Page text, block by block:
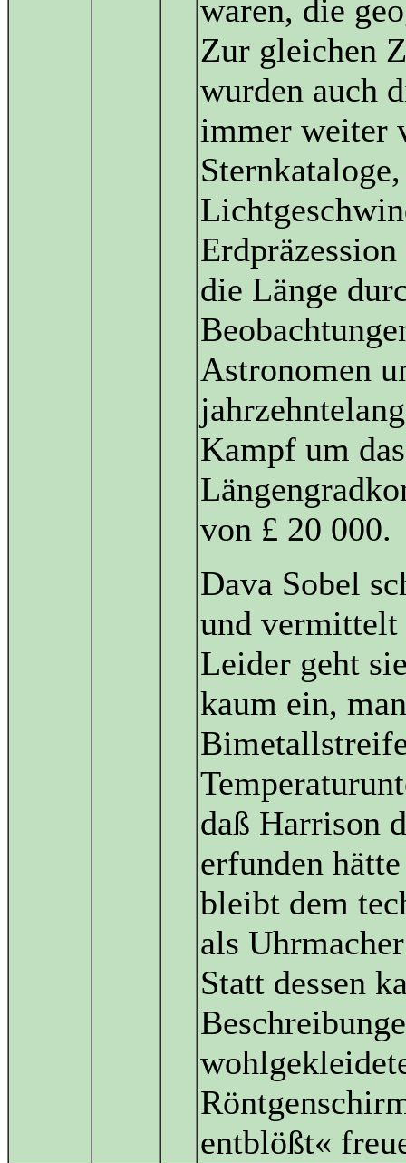
waren, die
Zur gleichen
wurden auch
immer weiter
die Länge
Astronomen
Kampf um
von £ 20 000.
Dava Sobel
und
Leider geht
kaum ein,
daß Harrison
erfunden
bleibt dem
als
Statt dessen
entblößt«